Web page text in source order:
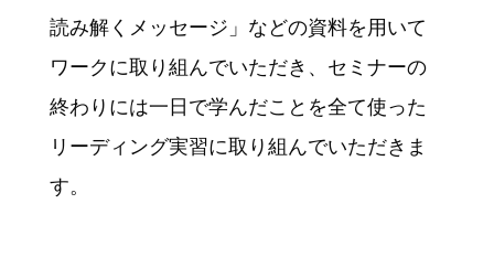
読み解くメッセージ」などの資料を用いて
ワークに取り組んでいただき、セミナーの
終わりには一日で学んだことを全て使った
リーディング実習に取り組んでいただきま
す。